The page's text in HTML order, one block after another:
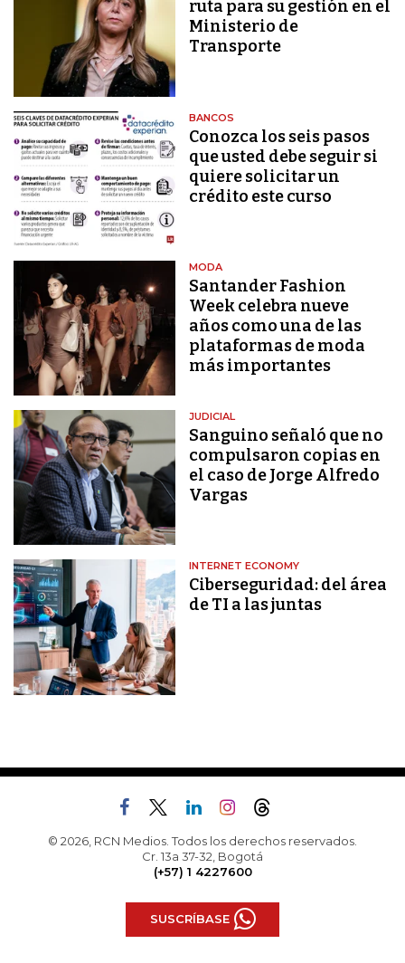
ruta para su gestión en el
Ministerio de
Transporte
BANCOS
Conozca los seis pasos
que usted debe seguir si
quiere solicitar un
crédito este curso
MODA
Santander Fashion
Week celebra nueve
años como una de las
plataformas de moda
más importantes
JUDICIAL
Sanguino señaló que no
compulsaron copias en
el caso de Jorge Alfredo
Vargas
INTERNET ECONOMY
Ciberseguridad: del área
de TI a las juntas
© 2026, RCN Medios. Todos los derechos reservados.
Cr. 13a 37-32, Bogotá
(+57) 1 4227600
SUSCRÍBASE